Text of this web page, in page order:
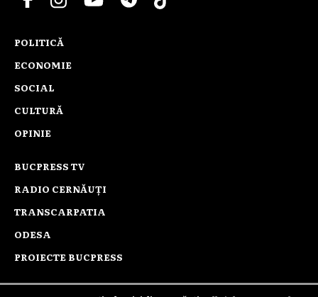
POLITICĂ
ECONOMIE
SOCIAL
CULTURĂ
OPINIE
BUCPRESS TV
RADIO CERNĂUȚI
TRANSCARPATIA
ODESA
PROIECTE BUCPRESS